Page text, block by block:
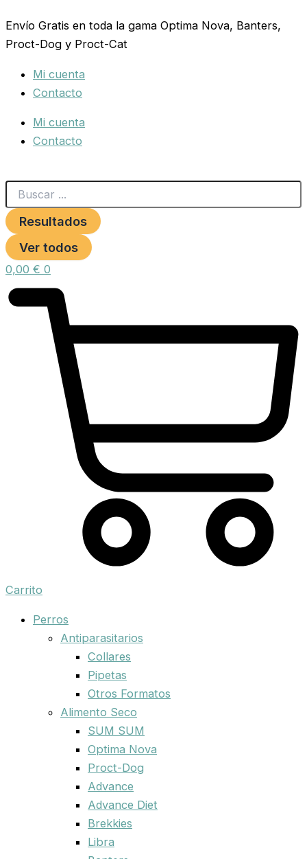
al
contenido
Envío Gratis en toda la gama Optima Nova, Banters,
Proct-Dog y Proct-Cat
Mi cuenta
Contacto
Mi cuenta
Contacto
...
Resultados
Ver todos
0,00 € 0
Carrito
Perros
Antiparasitarios
Collares
Pipetas
Otros Formatos
Alimento Seco
SUM SUM
Optima Nova
Proct-Dog
Advance
Advance Diet
Brekkies
Libra
Gf
Prime
Adult
(Dog)
cantidad